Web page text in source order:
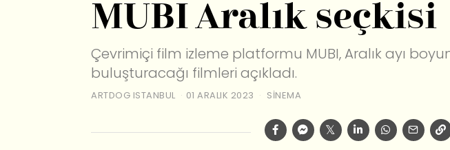
MUBI Aralık seçkisi
Çevrimiçi film izleme platformu MUBI, Aralık ayı
buluşturacağı filmleri açıkladı.
ARTDOG ISTANBUL 01 ARALIK 2023 SINEMA